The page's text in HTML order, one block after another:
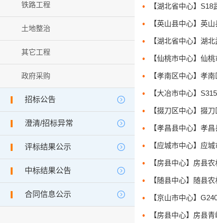
铁路工程
土地整治
其它工程
政府采购
招标公告
澄清/招标异常
评标结果公示
中标结果公告
合同信息公示
【湖北省中心】
【英山县中心】英
【湖北省中心】湖
【应城市中心】应
【房县中心】房县
【随县中心】随县